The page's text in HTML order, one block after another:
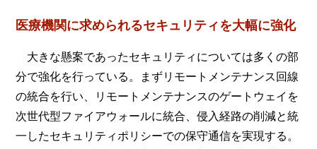
医療機関に求められるセキュリティを大幅に強化
大きな懸案であったセキュリティについては多くの部
分で強化を行っている。まずリモートメンテナンス回線
の統合を行い、リモートメンテナンスのゲートウェイを
次世代型ファイアウォールに統合、侵入経路の削減と統
一したセキュリティポリシーでの保守通信を実現する。